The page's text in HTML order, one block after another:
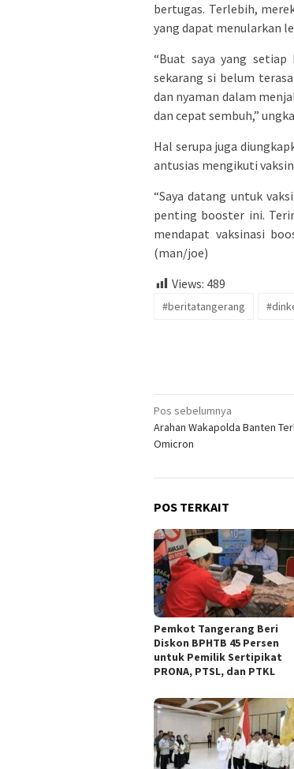
bertugas. Terlebih,
yang dapat menularkan
“Buat saya yang
sekarang si belum
dan nyaman dalam
dan cepat sembuh,”
Hal serupa juga
antusias mengikuti
“Saya datang untuk
penting booster ini.
mendapat vaksinasi
(man/joe)
Views: 489
#beritatangerang
Navigasi
pos
Pos sebelumnya
Arahan Wakapolda Banten
Omicron
POS TERKAIT
Pemkot Tangerang Beri
Diskon BPHTB 45 Persen
untuk Pemilik Sertipikat
PRONA, PTSL, dan PTKL